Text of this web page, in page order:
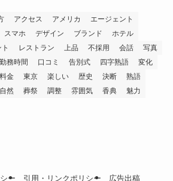
アクセス アメリカ
エージェント
スマホ デザイン ブランド
ホテル
レストラン 上品 不採用 会話
写真
勤務時間 口コミ 告別式 四字熟語
変化
料金 東京 楽しい 歴史 決断
熟語
自然 葬祭 調整 雰囲気 香典 魅力
ー 引用・リンクポリシー 広告出稿